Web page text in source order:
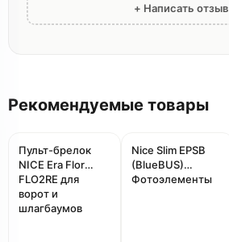
+ Написать отзыв
Рекомендуемые товары
Пульт-брелок
NICE Era Flor
FLO2RE для
ворот и
шлагбаумов
Nice Slim EPSB
(BlueBUS)
Фотоэлементы